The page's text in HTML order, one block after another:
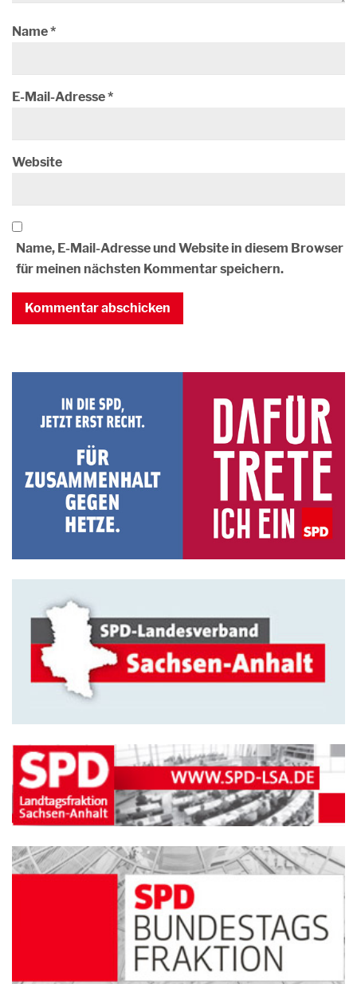
Name*
E-Mail-Adresse*
Website
Name, E-Mail-Adresse und Website in diesem Browser
für meinen nächsten Kommentar speichern.